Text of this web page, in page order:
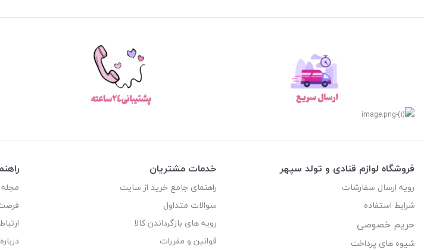
فروشگاه لوازم قنادی و تولد سپهر
رویه ارسال سفارشات
شرایط استفاده
حریم خصوصی
شیوه های پرداخت
خدمات مشتریان
راهنمای جامع خرید از سایت
سوالات متداول
رویه های بازگرداندن کالا
قوانین و مقررات
مجله